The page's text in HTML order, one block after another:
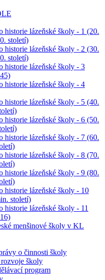
historie lázeňské školy - 1 (20.
století)
historie lázeňské školy - 2 (30.
století)
historie lázeňské školy - 3
historie lázeňské školy - 4
historie lázeňské školy - 5 (40.
historie lázeňské školy - 6 (50.
historie lázeňské školy - 7 (60.
historie lázeňské školy - 8 (70.
historie lázeňské školy - 9 (80.
historie lázeňské školy - 10
století)
historie lázeňské školy - 11
menšinové školy v KL
o činnosti školy
školy
program